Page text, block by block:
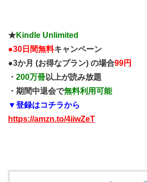
★Kindle Unlimited
●30日間無料キャンペーン
●3か月 (お得なプラン) の場合99円
・ 200万冊以上が読み放題
・期間中退会で無料利用可能
▼登録はコチラから
https://amzn.to/4iiwZeT